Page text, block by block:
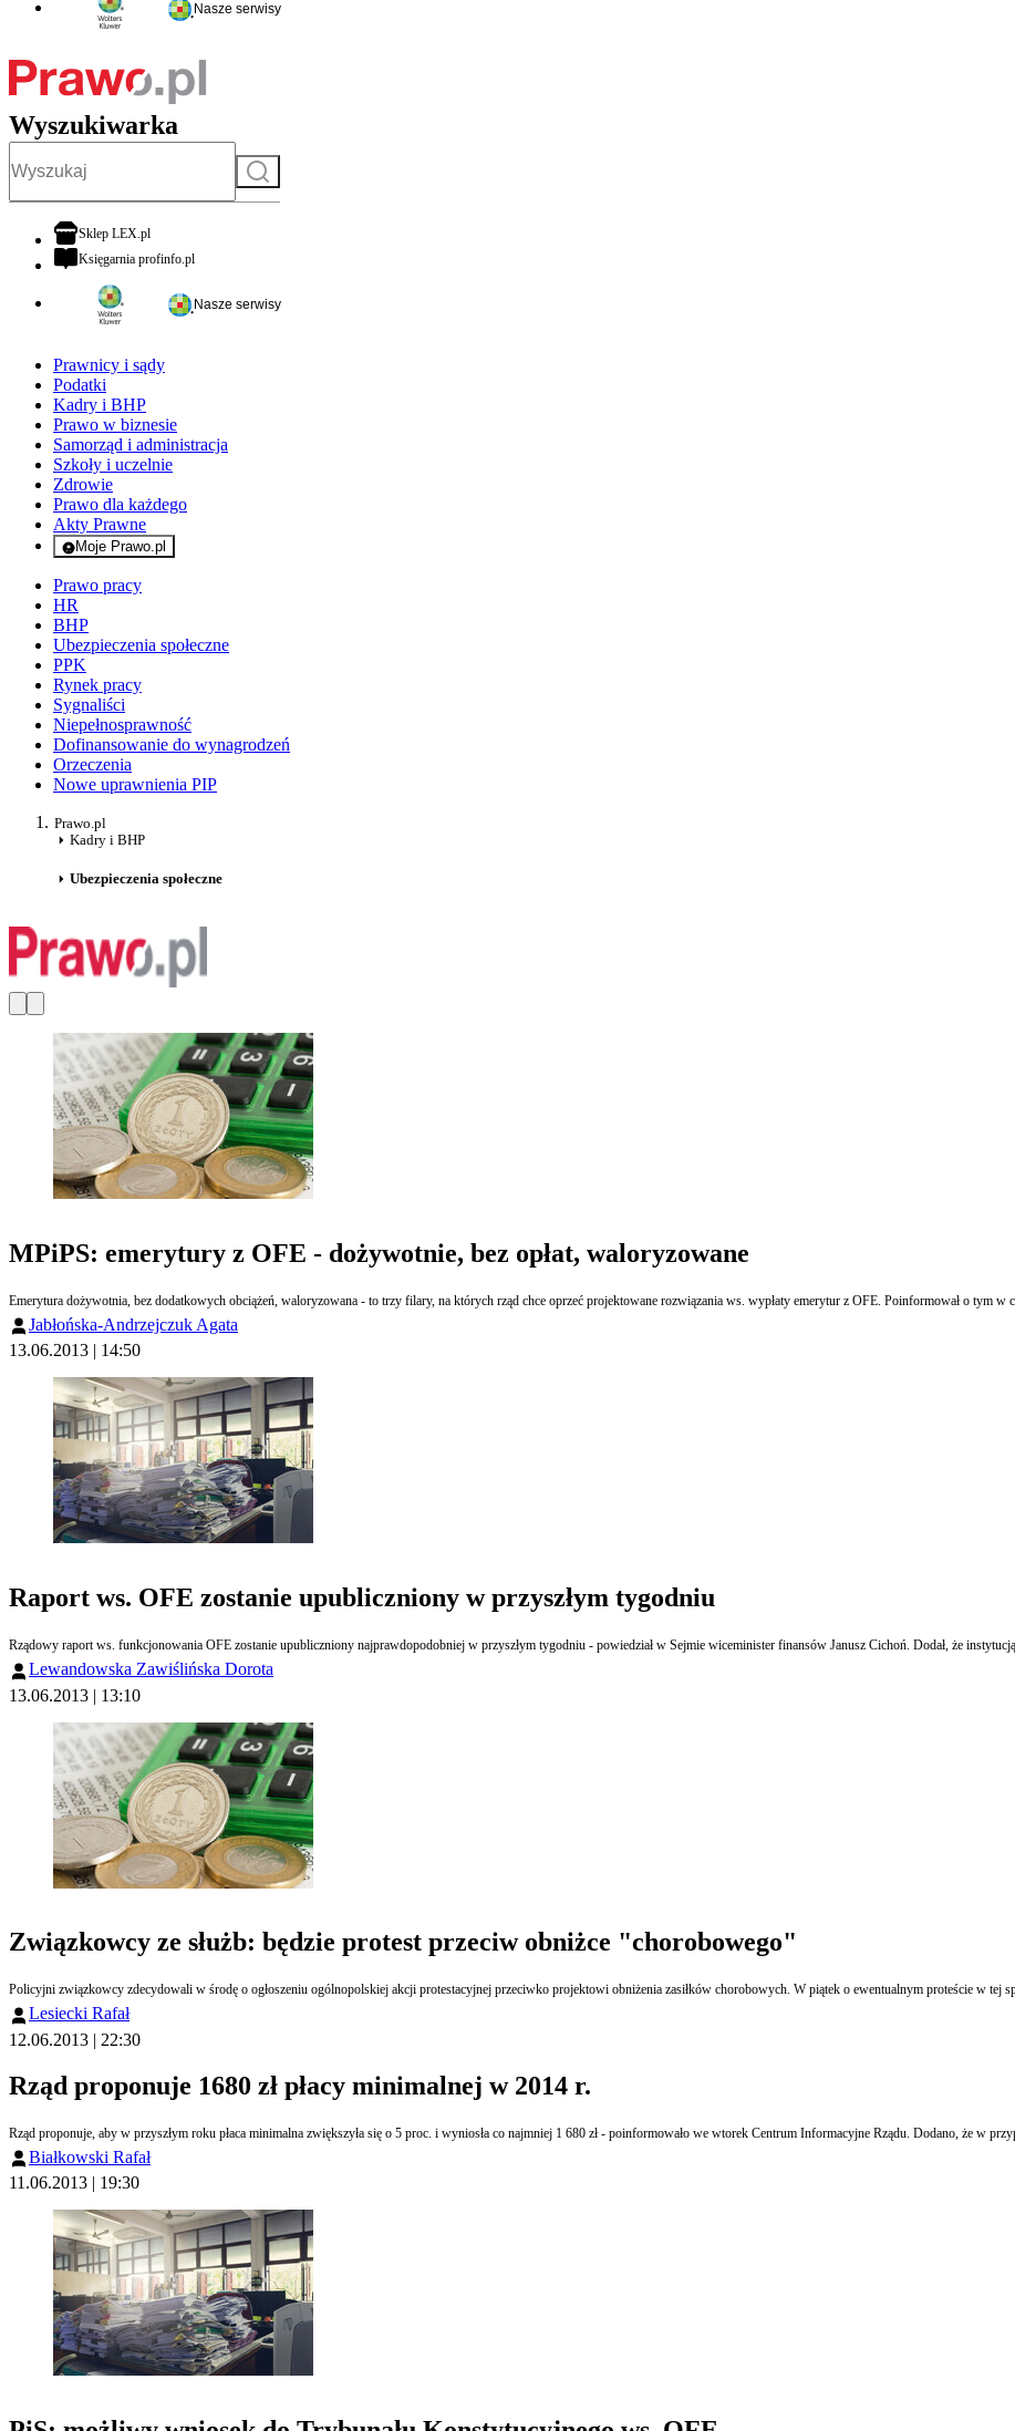
Nasze serwisy
Wyszukiwarka
Szukaj
Sklep LEX.plotwiera się w nowej karcie
Księgarnia profinfo.plotwiera się w nowej karcie
Nasze serwisy
Prawnicy i sądy
Podatki
Kadry i BHP
Prawo w biznesie
Samorząd i administracja
Szkoły i uczelnie
Zdrowie
Prawo dla każdego
Akty Prawne
Moje Prawo.pl
- rejestracja i logowanie do serwisu
Prawo pracy
HR
BHP
Ubezpieczenia społeczne
PPK
Rynek pracy
Sygnaliści
Niepełnosprawność
Dofinansowanie do wynagrodzeń
Orzeczenia
Nowe uprawnienia PIP
Prawo.pl
Kadry i BHP
Ubezpieczenia społeczne
MPiPS: emerytury z OFE - dożywotnie, bez opłat, waloryzowane
Emerytura dożywotnia, bez dodatkowych obciążeń, waloryzowana - to trzy filary, na których rząd chce oprzeć projektowane rozwiązania ws. wypłaty emerytur z OFE. Poinformował o tym w
Jabłońska-Andrzejczuk Agata
13.06.2013 | 14:50
Raport ws. OFE zostanie upubliczniony w przyszłym tygodniu
Rządowy raport ws. funkcjonowania OFE zostanie upubliczniony najprawdopodobniej w przyszłym tygodniu - powiedział w Sejmie wiceminister finansów Janusz Cichoń. Dodał, że
Lewandowska Zawiślińska Dorota
13.06.2013 | 13:10
Związkowcy ze służb: będzie protest przeciw obniżce "chorobowego"
Policyjni związkowcy zdecydowali w środę o ogłoszeniu ogólnopolskiej akcji protestacyjnej przeciwko projektowi obniżenia zasiłków chorobowych. W piątek o ewentualnym proteście w tej
Lesiecki Rafał
12.06.2013 | 22:30
Rząd proponuje 1680 zł płacy minimalnej w 2014 r.
Rząd proponuje, aby w przyszłym roku płaca minimalna zwiększyła się o 5 proc. i wyniosła co najmniej 1 680 zł - poinformowało we wtorek Centrum Informacyjne Rządu. Dodano, że w
Białkowski Rafał
11.06.2013 | 19:30